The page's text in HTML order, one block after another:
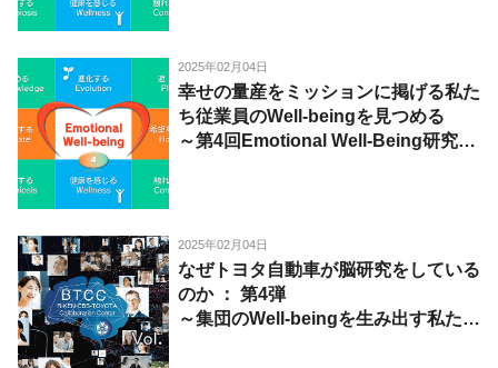
2025年02月04日
幸せの量産をミッションに掲げる私た
ち従業員のWell-beingを見つめる
～第4回Emotional Well-Being研究会
2025年02月04日
なぜトヨタ自動車が脳研究をしている
のか ： 第4弾
～集団のWell-beingを生み出す私たち